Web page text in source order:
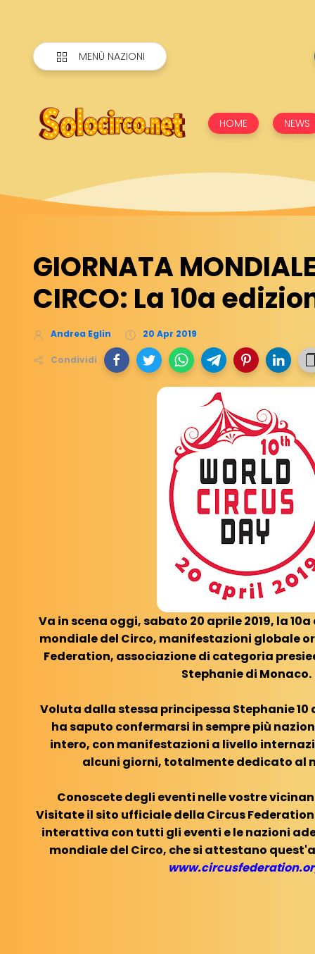
MENÙ NAZIONI
HOME NEWS
GIORNATA
CIRCO: La 10a
Andrea Eglin 20 Apr 2019
Condividi
Va in scena oggi, sabato 20 aprile 2019, la
mondiale del Circo, manifestazioni globale
Federation, associazione di categoria
Stephanie di Monaco.
Voluta dalla stessa principessa Stephanie 10
ha saputo confermarsi in sempre più
intero, con manifestazioni a livello
alcuni giorni, totalmente dedicato al
Conoscete degli eventi nelle vostre
Visitate il sito ufficiale della Circus
interattiva con tutti gli eventi e le nazioni
mondiale del Circo, che si attestano